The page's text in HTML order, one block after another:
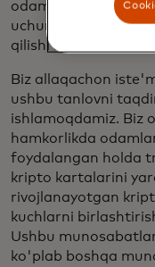
odamlarga
uchun vosita
qilishi kerak.
Biz allaqachon
ushbu tanlovni
ishlamoqdamiz. Biz
hamkorlikda
foydalangan holda
kripto kartalarini
rivojlanayotgan
kuchlarni
Ushbu
ko'plab boshqa